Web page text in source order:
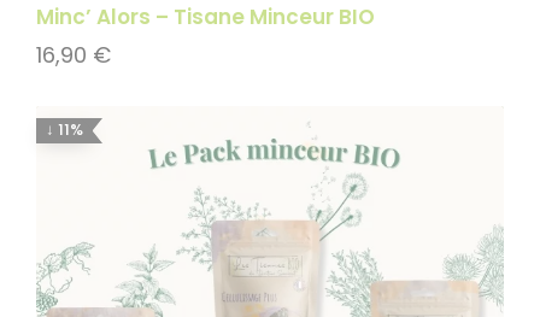
Minc’ Alors – Tisane Minceur BIO
16,90 €
↓ 11%